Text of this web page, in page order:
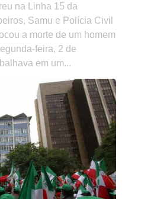
na Linha 15 da
Samu e Polícia Civil
a morte de um homem
feira, 2 de
em um...